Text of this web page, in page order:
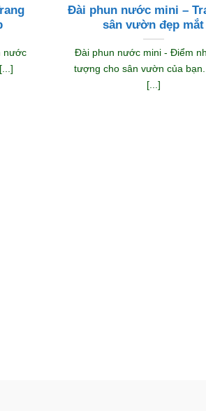
nước
Đài phun nước mini –
sân vườn đẹp mắt
Đài phun nước mini - Điểm
tượng cho sân vườn của
[...]